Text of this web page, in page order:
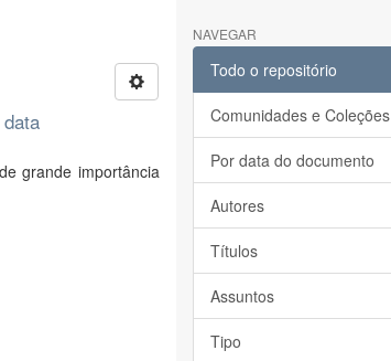
grande importância
NAVEGAR
Todo o repositório
Comunidades e Coleções
Por data do documento
Autores
Títulos
Assuntos
Tipo